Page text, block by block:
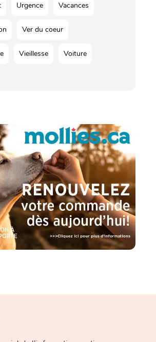
Urgence Vacances
Ver du coeur
Vieillesse Voiture